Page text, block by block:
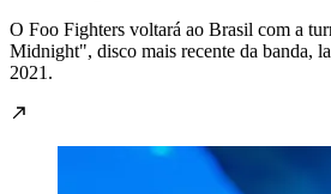
O Foo Fighters voltará ao Brasil com a
Midnight", disco mais recente da banda,
2021.